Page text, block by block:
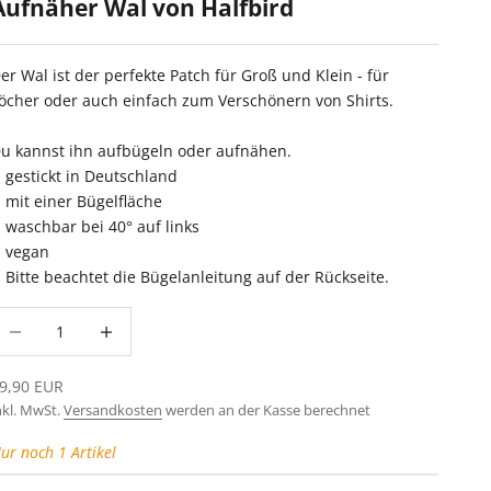
Wal von Halfbird
Wal ist der perfekte Patch für Groß und Klein - für
oder auch einfach zum Verschönern von Shirts.
kannst ihn aufbügeln oder aufnähen.
gestickt in Deutschland
mit einer Bügelfläche
waschbar bei 40° auf links
vegan
Bitte beachtet die Bügelanleitung auf der Rückseite.
EUR
MwSt.Versandkosten werden an der Kasse berechnet
noch 1 Artikel